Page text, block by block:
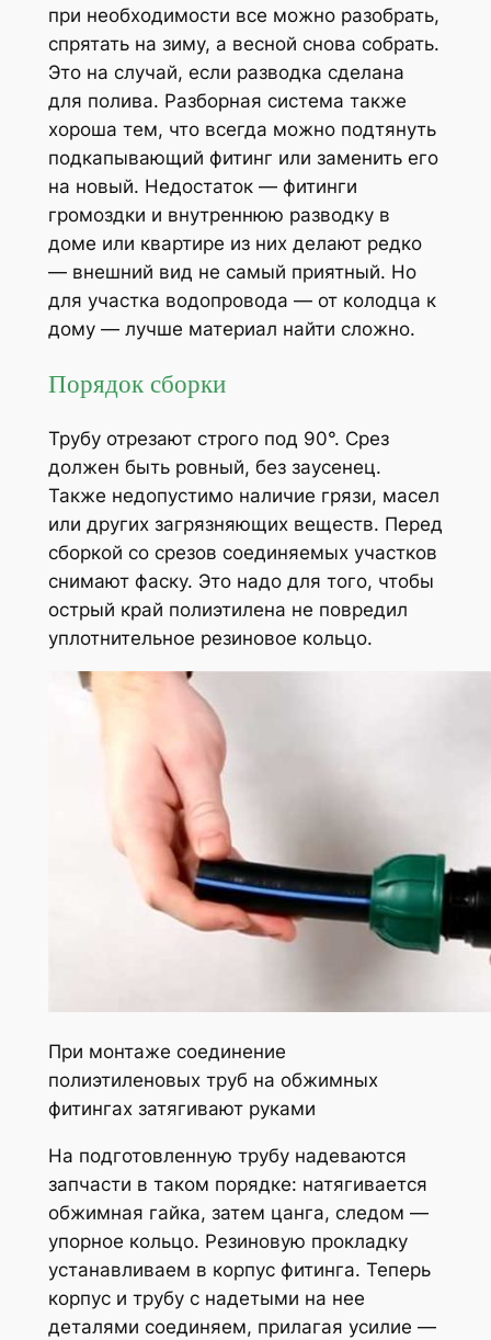
при необходимости все можно разобрать,
спрятать на зиму, а весной снова собрать.
Это на случай, если разводка сделана
для полива. Разборная система также
хороша тем, что всегда можно подтянуть
подкапывающий фитинг или заменить его
на новый. Недостаток — фитинги
громоздки и внутреннюю разводку в
доме или квартире из них делают редко
— внешний вид не самый приятный. Но
для участка водопровода — от колодца к
дому — лучше материал найти сложно.
Порядок сборки
Трубу отрезают строго под 90°. Срез
должен быть ровный, без заусенец.
Также недопустимо наличие грязи, масел
или других загрязняющих веществ. Перед
сборкой со срезов соединяемых участков
снимают фаску. Это надо для того, чтобы
острый край полиэтилена не повредил
уплотнительное резиновое кольцо.
При монтаже соединение
полиэтиленовых труб на обжимных
фитингах затягивают руками
На подготовленную трубу надеваются
запчасти в таком порядке: натягивается
обжимная гайка, затем цанга, следом —
упорное кольцо. Резиновую прокладку
устанавливаем в корпус фитинга. Теперь
корпус и трубу с надетыми на нее
деталями соединяем, прилагая усилие —